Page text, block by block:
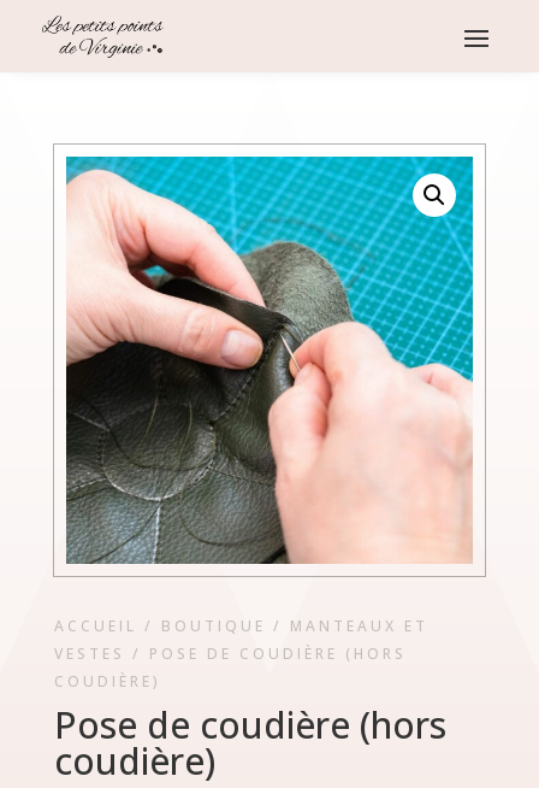
ACCUEIL / BOUTIQUE / MANTEAUX ET
VESTES / POSE DE COUDIÈRE (HORS
COUDIÈRE)
Pose de coudière (hors
coudière)